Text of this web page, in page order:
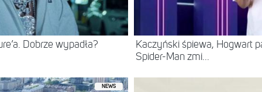
Dobrze wypadła?
Kaczyński śpiewa, Hogwart
Spider-Man zmi...
NEWS